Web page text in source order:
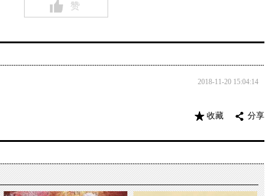
赞
2018-11-20 15:04:14
分享
收藏